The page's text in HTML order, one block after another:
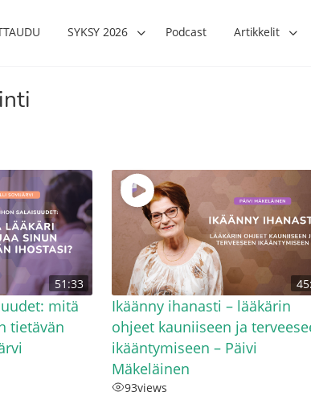
SYKSY 2026 Podcast Artikkelit
51:33
mitä
tietävän
Ikäänny ihanasti – lääkärin
ohjeet kauniiseen ja
ikääntymiseen – Päivi
Mäkeläinen
93views
Lihasharjoittelu on
hormonihoito – Kaisa